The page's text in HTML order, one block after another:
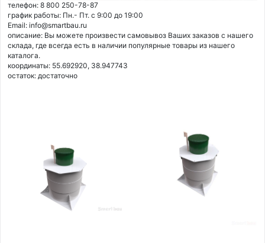
телефон: 8 800 250-78-87
график работы: Пн.- Пт. с 9:00 до 19:00
Email: info@smartbau.ru
описание: Вы можете произвести самовывоз Ваших заказов с нашего
склада, где всегда есть в наличии популярные товары из нашего
каталога.
координаты: 55.692920, 38.947743
остаток: достаточно